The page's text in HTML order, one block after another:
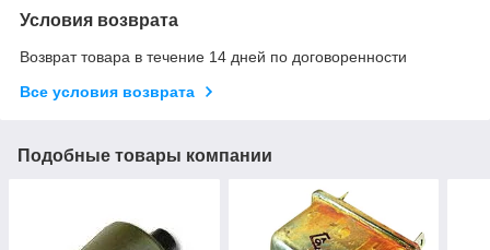
Условия возврата
Возврат товара в течение 14 дней по договоренности
Все условия возврата
Подобные товары компании